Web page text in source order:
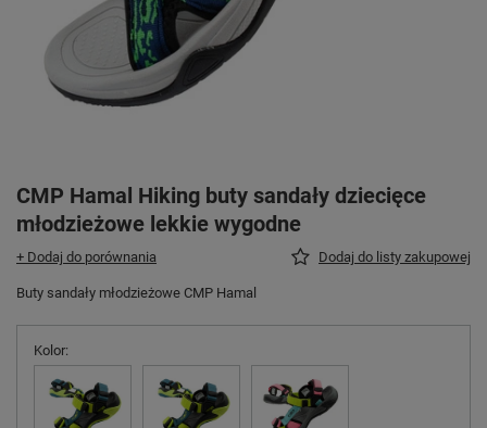
CMP Hamal Hiking buty sandały dziecięce
młodzieżowe lekkie wygodne
+ Dodaj do porównania Dodaj do listy zakupowej
Buty sandały młodzieżowe CMP Hamal
Kolor